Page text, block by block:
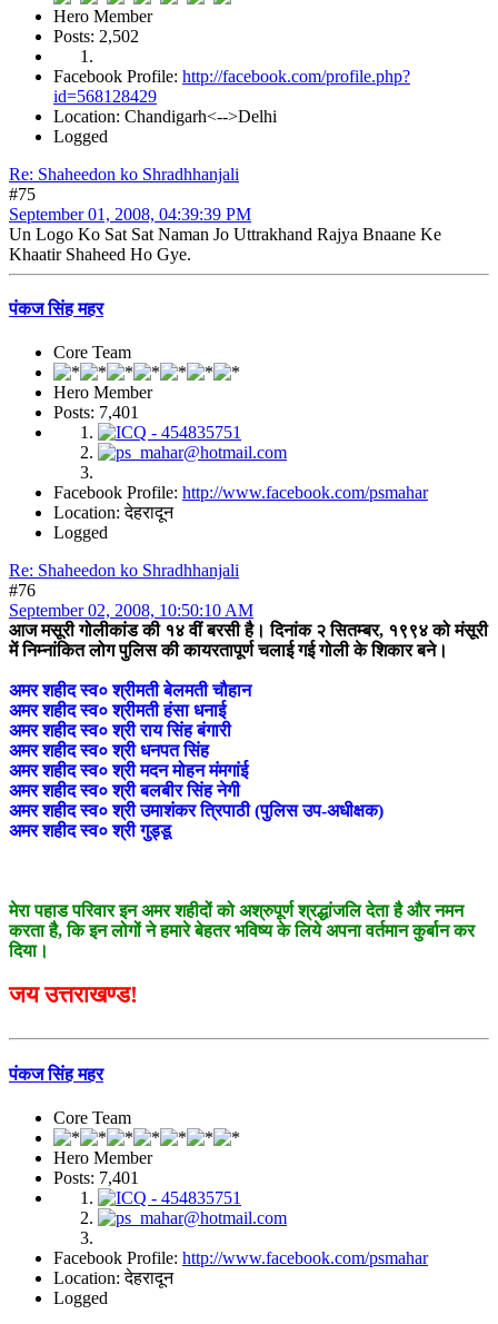
Hero Member
Posts: 2,502
Facebook Profile: http://facebook.com/profile.php?
id=568128429
Location: Chandigarh<-->Delhi
Logged
Re: Shaheedon ko Shradhhanjali
#75
September 01, 2008, 04:39:39 PM
Un Logo Ko Sat Sat Naman Jo Uttrakhand Rajya Bnaane Ke
Khaatir Shaheed Ho Gye.
पंकज सिंह महर
Core Team
Hero Member
Posts: 7,401
Facebook Profile: http://www.facebook.com/psmahar
Location: देहरादून
Logged
Re: Shaheedon ko Shradhhanjali
#76
September 02, 2008, 10:50:10 AM
आज मसूरी गोलीकांड की १४ वीं बरसी है। दिनांक २ सितम्बर, १९९४ को मंसूरी
में निम्नांकित लोग पुलिस की कायरतापूर्ण चलाई गई गोली के शिकार बने।
अमर शहीद स्व० श्रीमती बेलमती चौहान
अमर शहीद स्व० श्रीमती हंसा धनाई
अमर शहीद स्व० श्री राय सिंह बंगारी
अमर शहीद स्व० श्री धनपत सिंह
अमर शहीद स्व० श्री मदन मोहन मंमगांई
अमर शहीद स्व० श्री बलबीर सिंह नेगी
अमर शहीद स्व० श्री उमाशंकर त्रिपाठी (पुलिस उप-अधीक्षक)
अमर शहीद स्व० श्री गुड्डू
मेरा पहाड परिवार इन अमर शहीदों को अश्रुपूर्ण श्रद्धांजलि देता है और नमन
करता है, कि इन लोगों ने हमारे बेहतर भविष्य के लिये अपना वर्तमान कुर्बान कर
दिया।
जय उत्तराखण्ड!
पंकज सिंह महर
Core Team
Hero Member
Posts: 7,401
Facebook Profile: http://www.facebook.com/psmahar
Location: देहरादून
Logged